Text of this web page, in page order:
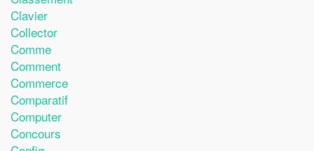
Clavier
Collector
Comme
Comment
Commerce
Comparatif
Computer
Concours